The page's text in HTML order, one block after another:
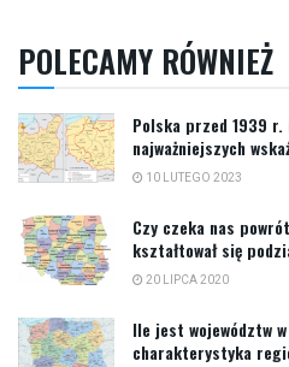
POLECAMY RÓWNIEŻ
Polska przed 1939
najważniejszych
10 LUTEGO 2023
Czy czeka nas
kształtował się
20 LIPCA 2020
Ile jest województw
charakterystyka